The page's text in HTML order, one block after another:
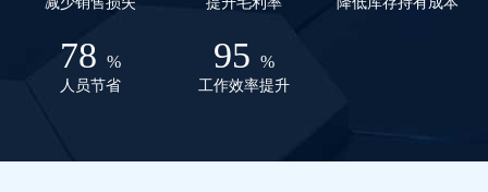
78 %
人员节省
95 %
工作效率提升